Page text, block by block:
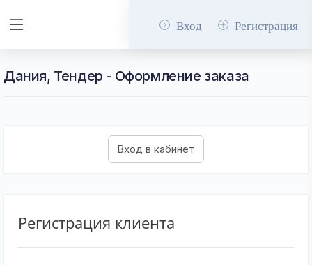
Вход Регистрация
Дания, Тендер - Оформление заказа
Регистрация клиента